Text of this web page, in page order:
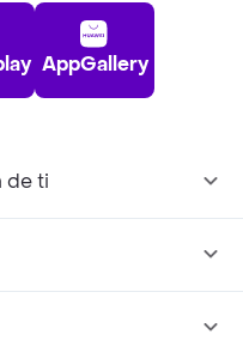
AppGallery
de ti